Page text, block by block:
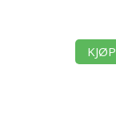
KJØP